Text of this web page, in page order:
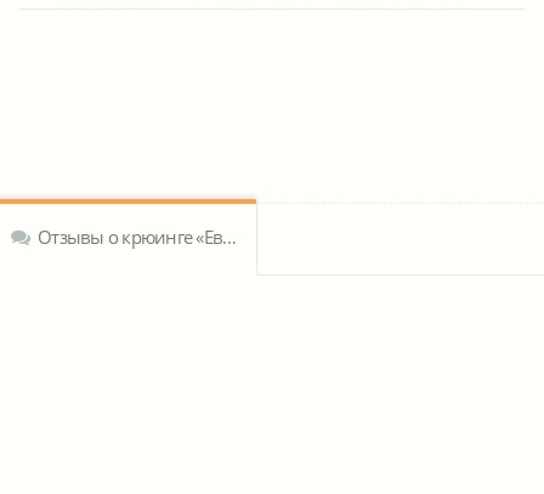
Отзывы о крюинге «Евромарин Крю Менеджмент»